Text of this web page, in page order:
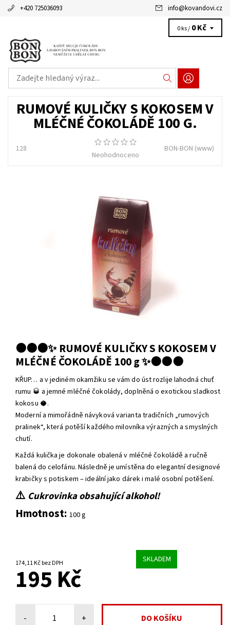
+420 725036093 info@kovandovi.cz
0 ks / 0 Kč
RUMOVÉ KULIČKY S KOKOSEM V
MLÉČNÉ ČOKOLÁDĚ 100 G.
128
Neohodnoceno
BON-BON (www)
🟤🟤🟤✨ RUMOVÉ KULIČKY S KOKOSEM V
MLÉČNÉ ČOKOLÁDĚ 100 g ✨🟤🟤🟤
KŘUP… a v jediném okamžiku se vám do úst rozlije lahodná chuť
rumu 🥃 a jemné mléčné čokolády, doplněná o exotickou sladkost
kokosu 🥥.
Moderní a mimořádně návyková varianta tradičních „rumových
pralinek“, která potěší každého milovníka výrazných a smyslných
chutí.
Každá kulička je dokonale obalená v mléčné čokoládě a ručně
balená do celofánu. Následně je umístěna do elegantní designové
krabičky s potiskem – ideální jako dárek i malé osobní potěšení.
⚠️ Cukrovinka obsahující alkohol!
Hmotnost: 100 g
174,11 Kč bez DPH SKLADEM
195 Kč
- +